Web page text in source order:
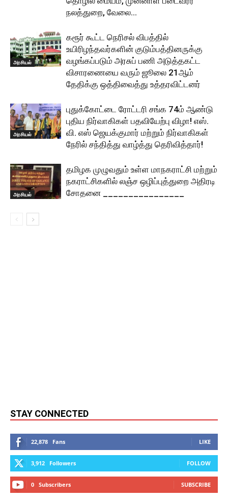
நலத்துறை, வேலை...
அரசியல்
கரூர் கூட்ட நெரிசல் விபத்தில்
உயிரிழந்தவர்களின் குடும்பத்தினருக்கு
வழங்கப்படும் அரசுப் பணி அடுத்தகட்ட
விசாரணையை வரும் ஜூலை 21ஆம்
தேதிக்கு ஒத்திவைத்து உத்தரவிட்டனர்
அரசியல்
புதுக்கோட்டை ரோட்டரி சங்க 74ம் ஆண்டு
புதிய நிர்வாகிகள் பதவியேற்பு விழா! எஸ்.
வி. எஸ் ஜெயக்குமார் மற்றும் நிர்வாகிகள்
நேரில் சந்தித்து வாழ்த்து தெரிவித்தார்!
அரசியல்
தமிழக முழுவதும் உள்ள மாநகராட்சி மற்றும்
நகராட்சிகளில் லஞ்ச ஒழிப்புத்துறை அதிரடி
சோதனை ________________
STAY CONNECTED
22,878 Fans LIKE
3,912 Followers FOLLOW
0 Subscribers SUBSCRIBE